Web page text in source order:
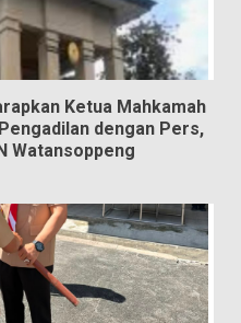
Ketua Mahkamah
dengan Pers,
Watansoppeng